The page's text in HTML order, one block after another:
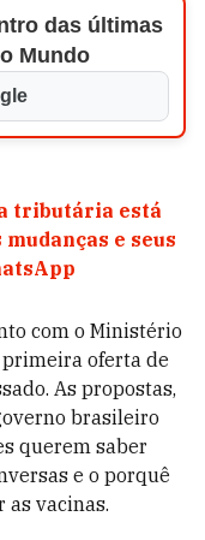
das últimas
Mundo
tributária está
e seus
com o Ministério
primeira oferta de
As propostas,
brasileiro
querem saber
e o porquê
vacinas.